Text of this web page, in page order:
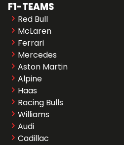
F1-TEAMS
Red Bull
McLaren
Ferrari
Mercedes
Aston Martin
Alpine
Haas
Racing Bulls
Williams
Audi
Cadillac